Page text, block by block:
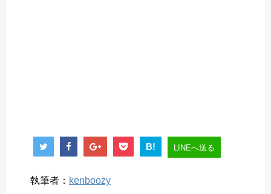
B! LINEへ送る
執筆者： kenboozy